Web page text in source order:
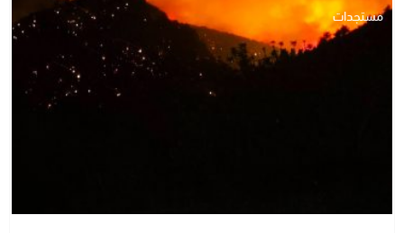
مستجدات